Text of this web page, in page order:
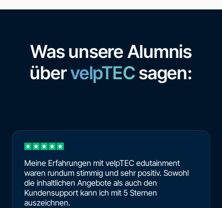
Was unsere Alumnis
übervelpTEC sagen:
Meine Erfahrungen mit velpTEC edutainment
waren rundum stimmig und sehr positiv. Sowohl
die inhaltlichen Angebote als auch den
Kundensupport kann ich mit 5 Sternen
auszeichnen.